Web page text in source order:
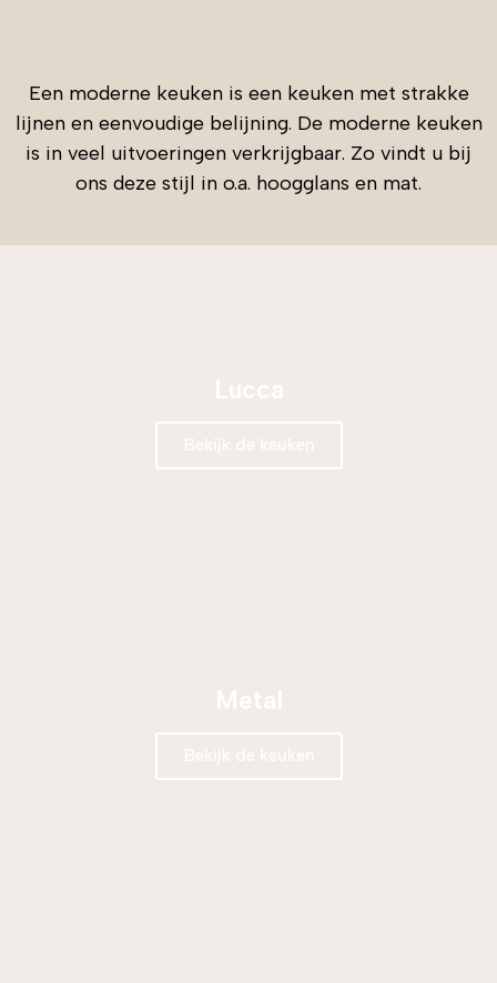
Een moderne keuken is een keuken met strakke
lijnen en eenvoudige belijning. De moderne keuken
is in veel uitvoeringen verkrijgbaar. Zo vindt u bij
ons deze stijl in o.a. hoogglans en mat.
Lucca
Bekijk de keuken
Metal
Bekijk de keuken